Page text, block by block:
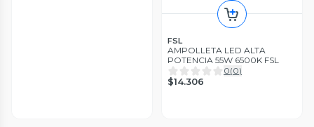
FSL
AMPOLLETA LED ALTA
POTENCIA 55W 6500K FSL
0(0)
$14.306